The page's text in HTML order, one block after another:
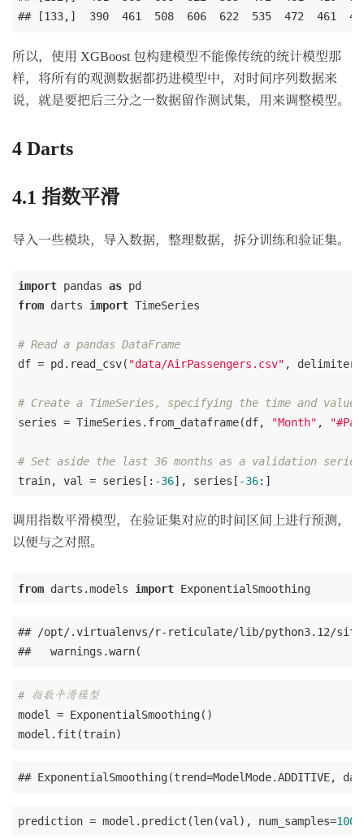
## [133,]  390  461  508  606  622  535  472  461
所以，使用 XGBoost 包构建模型不能像传统的统计模型那
样，将所有的观测数据都扔进模型中，对时间序列数据来
说，就是要把后三分之一数据留作测试集，用来调整模型。
4Darts
4.1 指数平滑
导入一些模块，导入数据，整理数据，拆分训练和验证集。
import pandas as
from darts import TimeSeries
# Read a pandas DataFrame
df = pd.read_csv( "data/AirPassengers.csv" , delimiter=
# Create a TimeSeries, specifying the time and value
series = TimeSeries.from_dataframe(df,
"Month" ,
# Set aside the last 36 months as a validation series
train, val = series[: -36], series[ -36:]
调用指数平滑模型，在验证集对应的时间区间上进行预测，
以便与之对照。
from darts.models import ExponentialSmoothing
## /opt/.virtualenvs/r-reticulate/lib/python3.12/site-
##   warnings.warn(
# 指数平滑模型
model = ExponentialSmoothing()
model.fit(train)
## ExponentialSmoothing(trend=ModelMode.ADDITIVE,
prediction = model.predict(len(val), num_samples=1000